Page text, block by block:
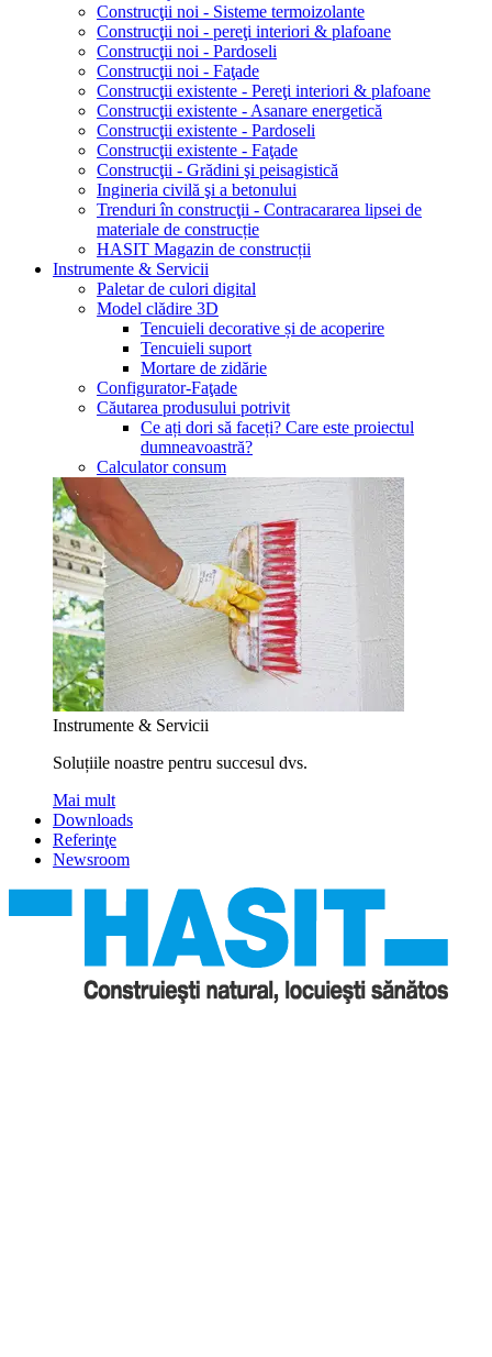
Construcţii noi - Sisteme termoizolante
Construcţii noi - pereţi interiori & plafoane
Construcţii noi - Pardoseli
Construcţii noi - Faţade
Construcţii existente - Pereţi interiori & plafoane
Construcţii existente - Asanare energetică
Construcţii existente - Pardoseli
Construcţii existente - Faţade
Construcţii - Grădini şi peisagistică
Ingineria civilă şi a betonului
Trenduri în construcţii - Contracararea lipsei de
materiale de construcție
HASIT Magazin de construcții
Instrumente & Servicii
Paletar de culori digital
Model clădire 3D
Tencuieli decorative și de acoperire
Tencuieli suport
Mortare de zidărie
Configurator-Faţade
Căutarea produsului potrivit
Ce ați dori să faceți? Care este proiectul
dumneavoastră?
Calculator consum
Instrumente & Servicii
Soluțiile noastre pentru succesul dvs.
Mai mult
Downloads
Referinţe
Newsroom